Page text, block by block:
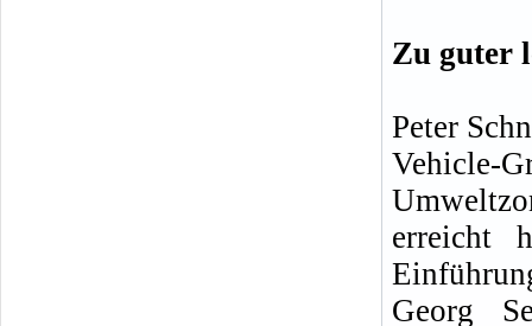
Zu guter
Peter
erreicht
Georg